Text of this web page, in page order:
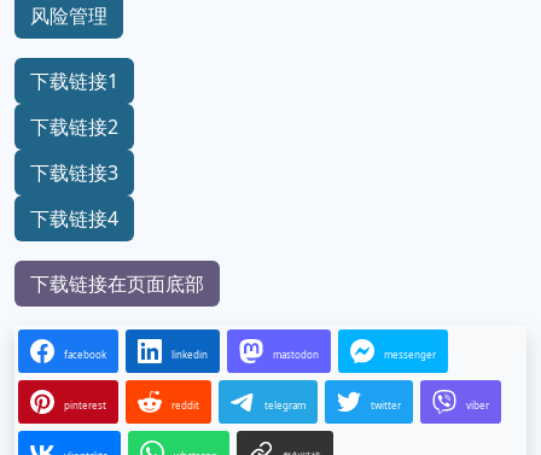
风险管理
下载链接1
下载链接2
下载链接3
下载链接4
下载链接在页面底部
facebook linkedin mastodon messenger
pinterest reddit telegram twitter viber